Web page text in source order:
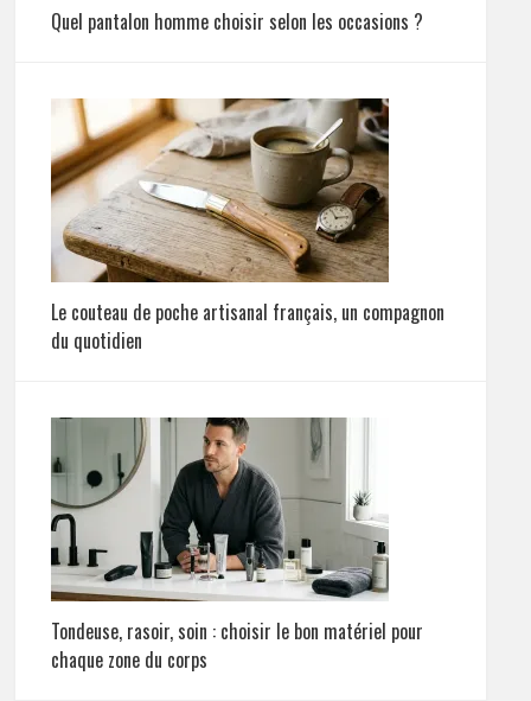
Quel pantalon homme choisir selon les occasions ?
Le couteau de poche artisanal français, un compagnon
du quotidien
Tondeuse, rasoir, soin : choisir le bon matériel pour
chaque zone du corps